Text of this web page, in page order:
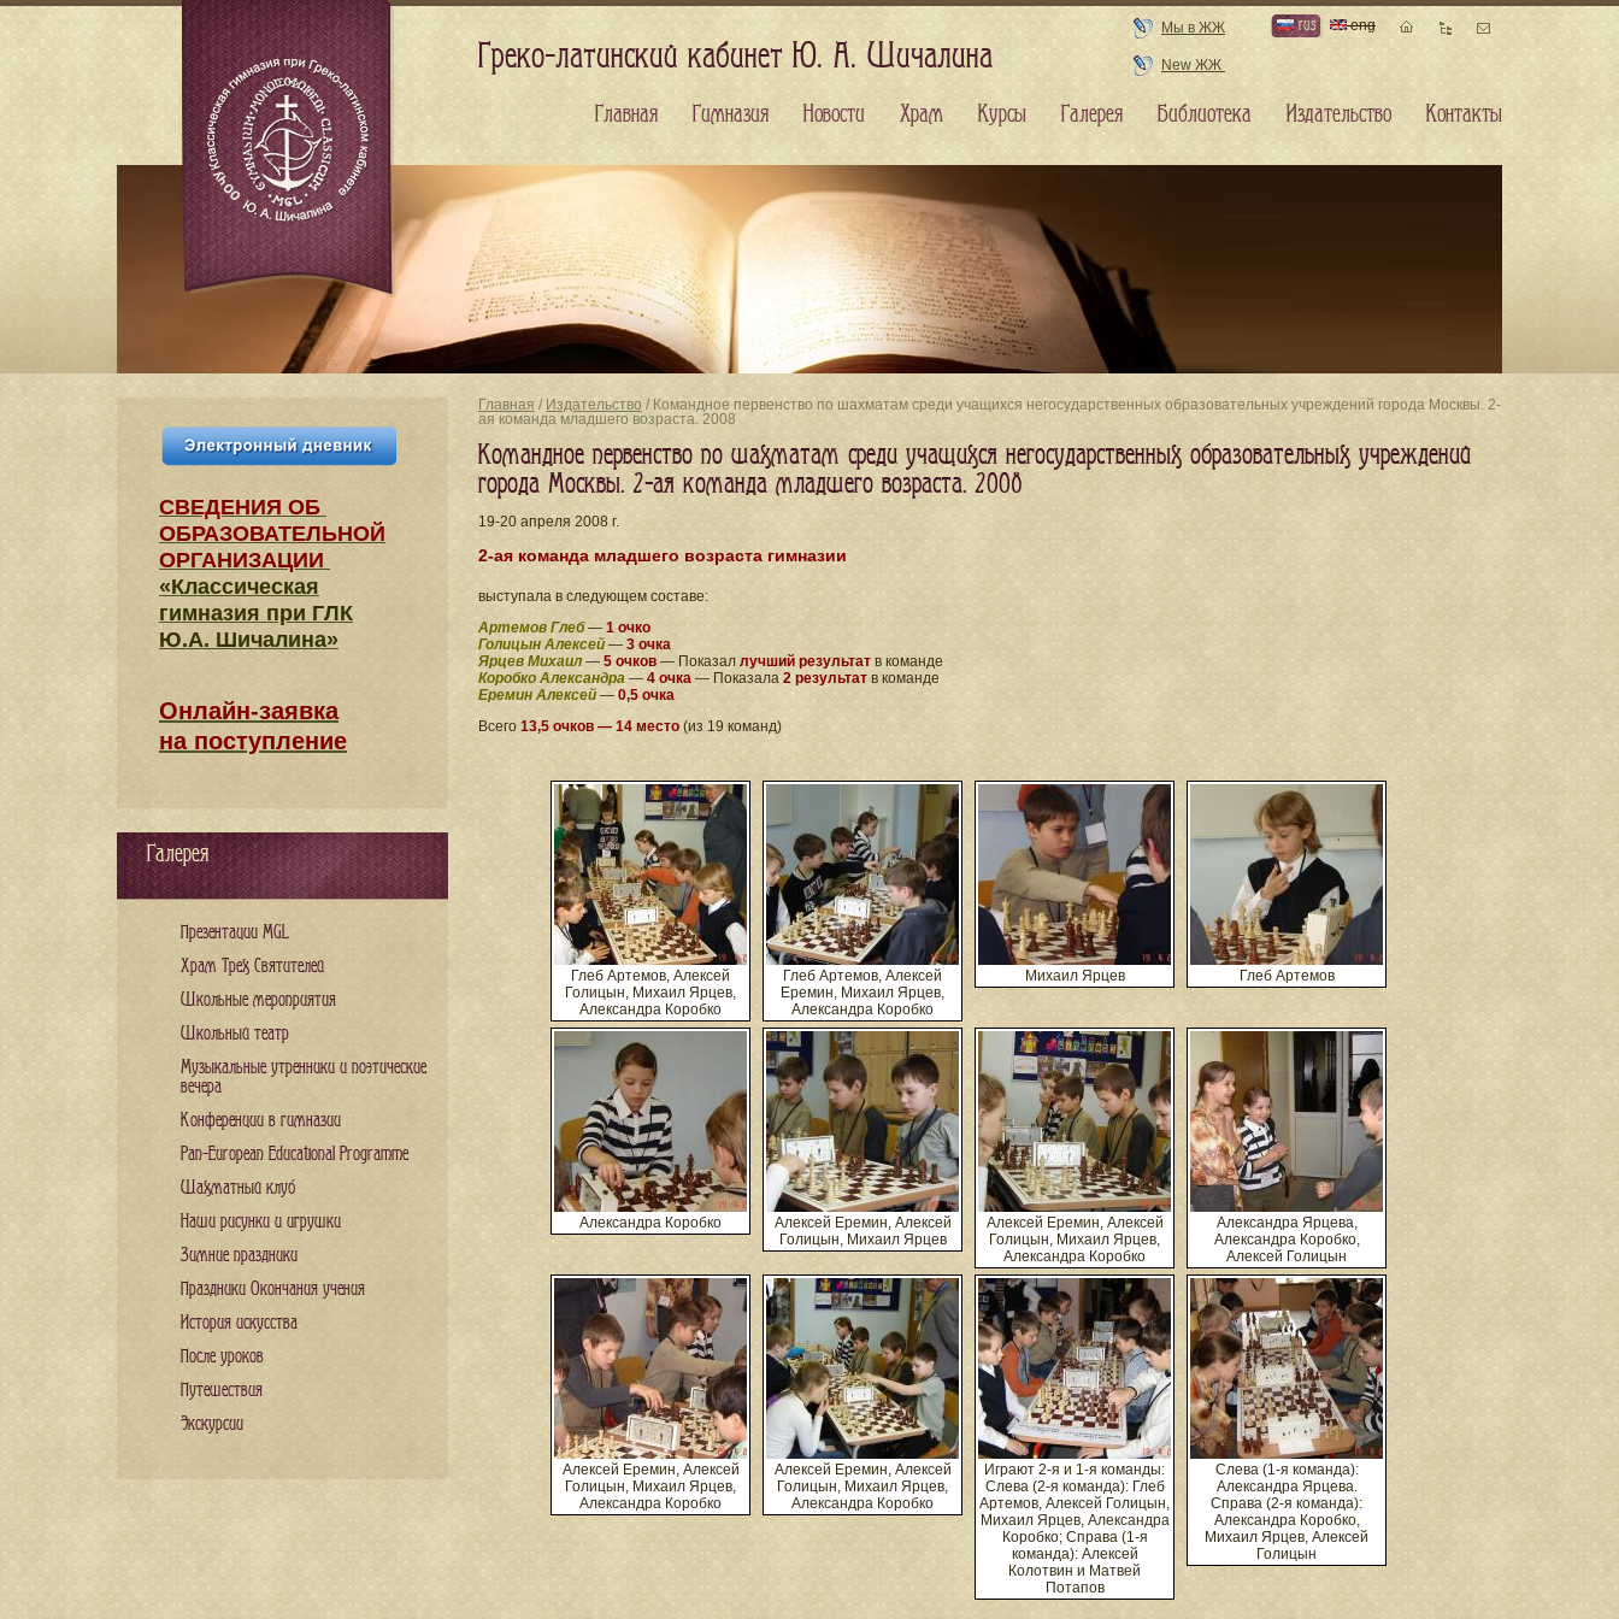
Главная / Издательство / Командное первенство по шахматам среди учащихся негосударственных образовательных учреждений города Москвы. 2-
ая команда младшего возраста. 2008
Командное первенство по шахматам среди учащихся негосударственных образовательных учреждений
города Москвы. 2-ая команда младшего возраста. 2008
19-20 апреля 2008 г.
2-ая команда младшего возраста гимназии
выступала в следующем составе:
Артемов Глеб— 1 очко
Голицын Алексей — 3 очка
Ярцев Михаил— 5 очков — Показал лучший результат в команде
Коробко Александра — 4 очка — Показала 2 результат в команде
Еремин Алексей — 0,5 очка
Всего 13,5 очков — 14 место (из 19 команд)
Глеб Артемов, Алексей
Голицын, Михаил Ярцев,
Александра Коробко
Глеб Артемов, Алексей
Еремин, Михаил Ярцев,
Александра Коробко
Михаил Ярцев Глеб Артемов
Александра Коробко
Алексей Еремин, Алексей
Голицын, Михаил Ярцев
Алексей Еремин, Алексей
Голицын, Михаил Ярцев,
Александра Коробко
Александра Ярцева,
Александра Коробко,
Алексей Голицын
Алексей Еремин, Алексей
Голицын, Михаил Ярцев,
Александра Коробко
Алексей Еремин, Алексей
Голицын, Михаил Ярцев,
Александра Коробко
Играют 2-я и 1-я команды:
Слева (2-я команда): Глеб
Артемов, Алексей Голицын,
Михаил Ярцев, Александра
Коробко; Справа (1-я
команда): Алексей
Колотвин и Матвей
Потапов
Слева (1-я команда):
Александра Ярцева.
Справа (2-я команда):
Александра Коробко,
Михаил Ярцев, Алексей
Голицын
СВЕДЕНИЯ​ ОБ
ОБРАЗОВАТЕЛЬНОЙ
ОРГАНИЗАЦИИ
«Классическая
гимназия при ГЛК
Ю.А. Шичалина»
Онлайн-заявка
на поступление
Галерея
Презентации MGL
Храм Трех Святителей
Школьные мероприятия
Школьный театр
Музыкальные утренники и поэтические
вечера
Конференции в гимназии
Pan-European Educational Programme
Шахматный клуб
Наши рисунки и игрушки
Зимние праздники
Праздники Окончания учения
История искусства
После уроков
Путешествия
Экскурсии
Греко-латинский кабинет Ю. А. Шичалина
Мы в ЖЖ
New ЖЖ
rus eng
Главная Гимназия Новости Храм Курсы Галерея Библиотека Издательство Контакты